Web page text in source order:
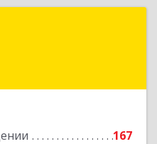
167
Лесной г, Сиротина